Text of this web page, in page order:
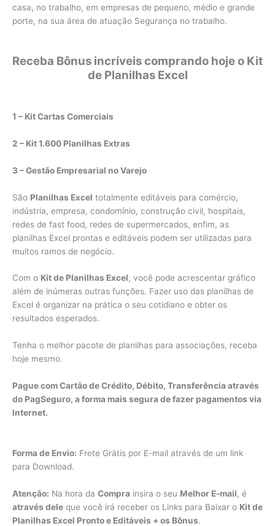
casa, no trabalho, em empresas de pequeno, médio e grande
porte, na sua área de atuação Segurança no trabalho.
Receba Bônus incríveis comprando hoje o Kit
de Planilhas Excel
1 – Kit Cartas Comerciais
2 – Kit 1.600 Planilhas Extras
3 – Gestão Empresarial no Varejo
São Planilhas Excel totalmente editáveis para comércio,
indústria, empresa, condomínio, construção civil, hospitais,
redes de fast food, redes de supermercados, enfim, as
planilhas Excel prontas e editáveis podem ser utilizadas para
muitos ramos de negócio.
Com o Kit de Planilhas Excel, você pode acrescentar gráfico
além de inúmeras outras funções. Fazer uso das planilhas de
Excel é organizar na prática o seu cotidiano e obter os
resultados esperados.
Tenha o melhor pacote de planilhas para associações, receba
hoje mesmo.
Pague com Cartão de Crédito, Débito, Transferência através
do PagSeguro, a forma mais segura de fazer pagamentos via
Internet.
Forma de Envio: Frete Grátis por E-mail através de um link
para Download.
Atenção: Na hora da Compra insira o seu Melhor E-mail, é
através dele que você irá receber os Links para Baixar o Kit de
Planilhas Excel Pronto e Editáveis + os Bônus.